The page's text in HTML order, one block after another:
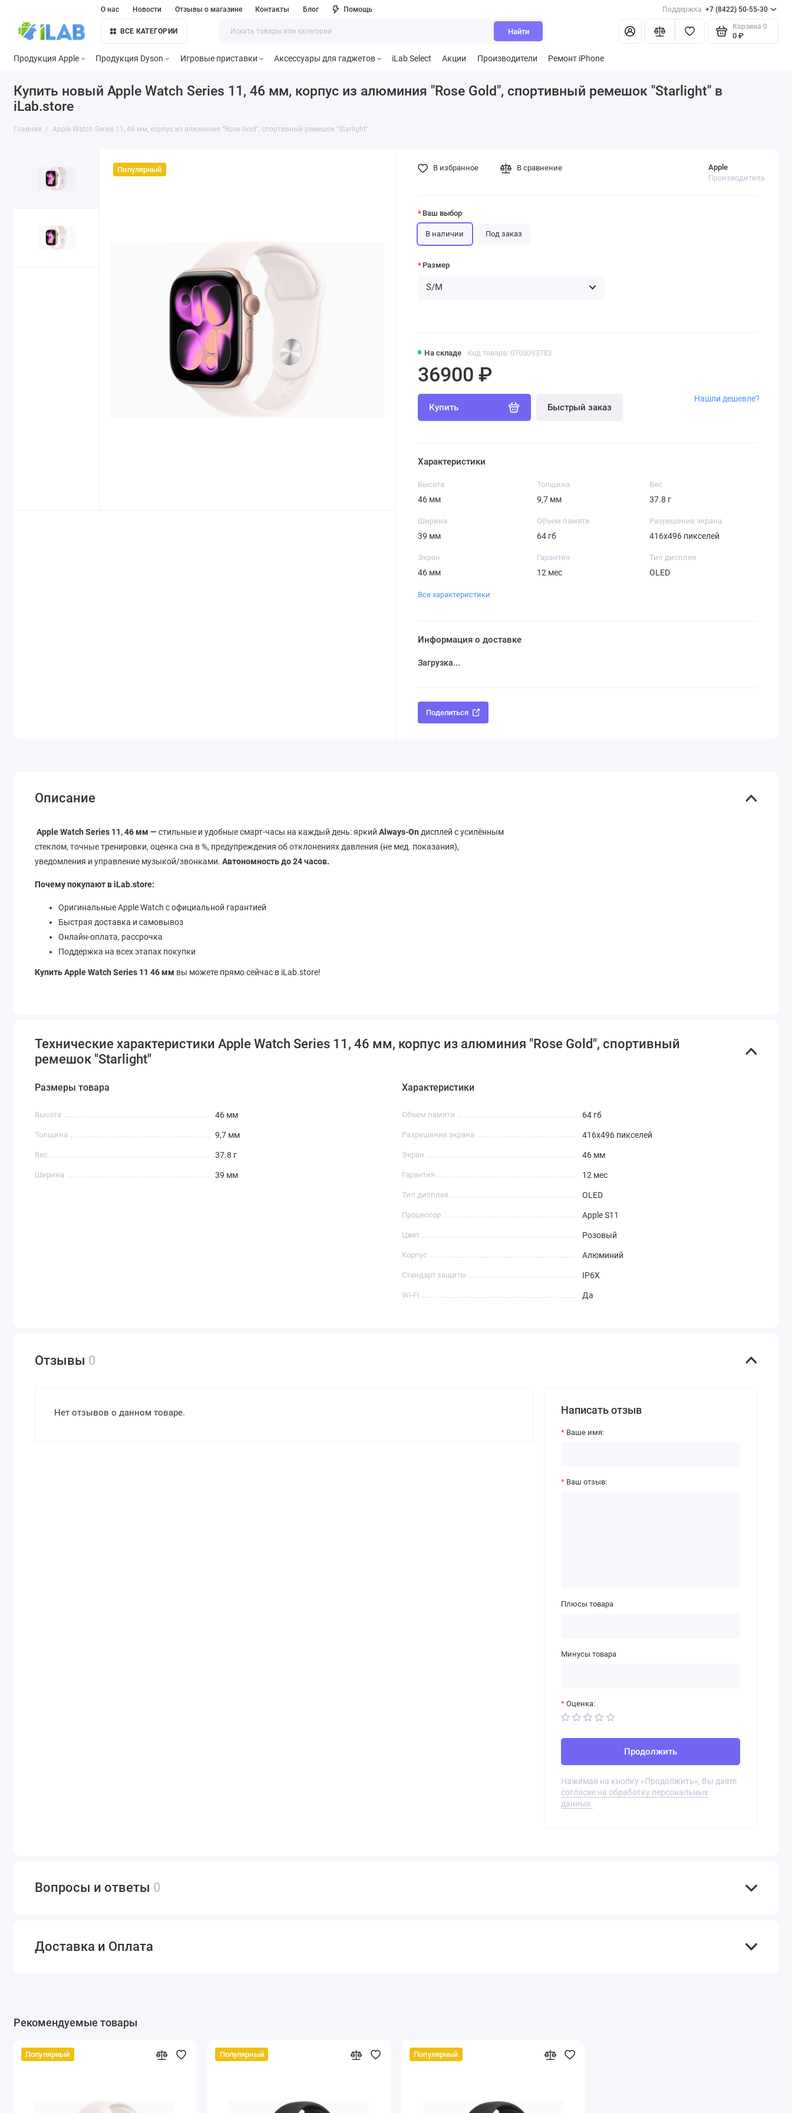
О нас Новости Отзывы о магазине Контакты Блог Помощь Поддержка +7 (8422) 50-55-30
ВСЕ КАТЕГОРИИ Найти
Корзина 0
0 ₽
Продукция Apple Продукция Dyson Игровые приставки Аксессуары для гаджетов iLab Select Акции Производители Ремонт iPhone
Купить новый Apple Watch Series 11, 46 мм, корпус из алюминия "Rose Gold", спортивный ремешок "Starlight" в
iLab.store
Главная Apple Watch Series 11, 46 мм, корпус из алюминия "Rose Gold", спортивный ремешок "Starlight"
Популярный
На складе Код товара: 0703093783
Apple
Производитель
36900 ₽
Купить Быстрый заказ
Нашли дешевле?
В избранное В сравнение
Ваш выбор
В наличии Под заказ
Размер
Характеристики
Высота
46 мм
Толщина
9,7 мм
Вес
37.8 г
Ширина
39 мм
Объем памяти
64 гб
Разрешение экрана
416x496 пикселей
Экран
46 мм
Гарантия
12 мес
Тип дисплея
OLED
Все характеристики
Информация о доставке
Загрузка...
Поделиться
Описание
Apple Watch Series 11, 46 мм —стильные и удобные смарт-часы на каждый день: яркийAlways-Onдисплей с усилённым
стеклом, точные тренировки, оценка сна в %, предупреждения об отклонениях давления (не мед. показания),
уведомления и управление музыкой/звонками. Автономность до 24 часов.
Почему покупают в iLab.store:
Оригинальные Apple Watch с официальной гарантией
Быстрая доставка и самовывоз
Онлайн-оплата, рассрочка
Поддержка на всех этапах покупки
Купить Apple Watch Series 11 46 мм вы можете прямо сейчас в iLab.store!
Технические характеристики Apple Watch Series 11, 46 мм, корпус из алюминия "Rose Gold", спортивный
ремешок "Starlight"
Размеры товара
Высота 46 мм
Толщина 9,7 мм
Вес 37.8 г
Ширина 39 мм
Характеристики
Объем памяти 64 гб
Разрешение экрана 416x496 пикселей
Экран 46 мм
Гарантия 12 мес
Тип дисплея OLED
Процессор Apple S11
Цвет Розовый
Корпус Алюминий
Стандарт защиты IP6X
Wi-Fi Да
Отзывы 0
Нет отзывов о данном товаре. Написать отзыв
Ваше имя:
Ваш отзыв:
Плюсы товара
Минусы товара
Оценка:
Продолжить
Нажимая на кнопку «Продолжить», Вы даете
согласие на обработку персональных
данных.
Вопросы и ответы 0
Доставка и Оплата
Рекомендуемые товары
Популярный Популярный Популярный